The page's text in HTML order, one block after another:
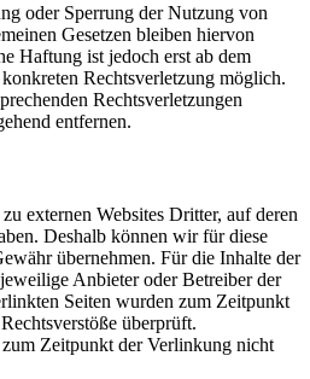
oder Sperrung der Nutzung von
Gesetzen bleiben hiervon
Haftung ist jedoch erst ab dem
Rechtsverletzung möglich.
Rechtsverletzungen
entfernen.
externen Websites Dritter, auf deren
Deshalb können wir für diese
übernehmen. Für die Inhalte der
Anbieter oder Betreiber der
Seiten wurden zum Zeitpunkt
überprüft.
Zeitpunkt der Verlinkung nicht